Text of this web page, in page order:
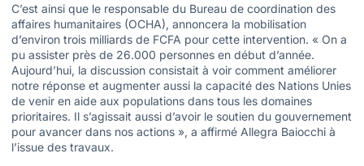
C’est ainsi que le responsable du Bureau de coordination des
affaires humanitaires (OCHA), annoncera la mobilisation
d’environ trois milliards de FCFA pour cette intervention. « On a
pu assister près de 26.000 personnes en début d’année.
Aujourd’hui, la discussion consistait à voir comment améliorer
notre réponse et augmenter aussi la capacité des Nations Unies
de venir en aide aux populations dans tous les domaines
prioritaires. Il s’agissait aussi d’avoir le soutien du gouvernement
pour avancer dans nos actions », a affirmé Allegra Baiocchi à
l’issue des travaux.